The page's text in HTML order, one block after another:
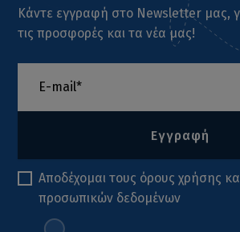
Κάντε εγγραφή στο Newsletter μας,
τις προσφορές και τα νέα μας!
Εγγραφή
Αποδέχομαι τους όρους χρήσης
προσωπικών δεδομένων